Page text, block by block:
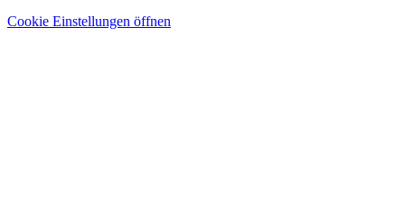
Cookie Einstellungen öffnen